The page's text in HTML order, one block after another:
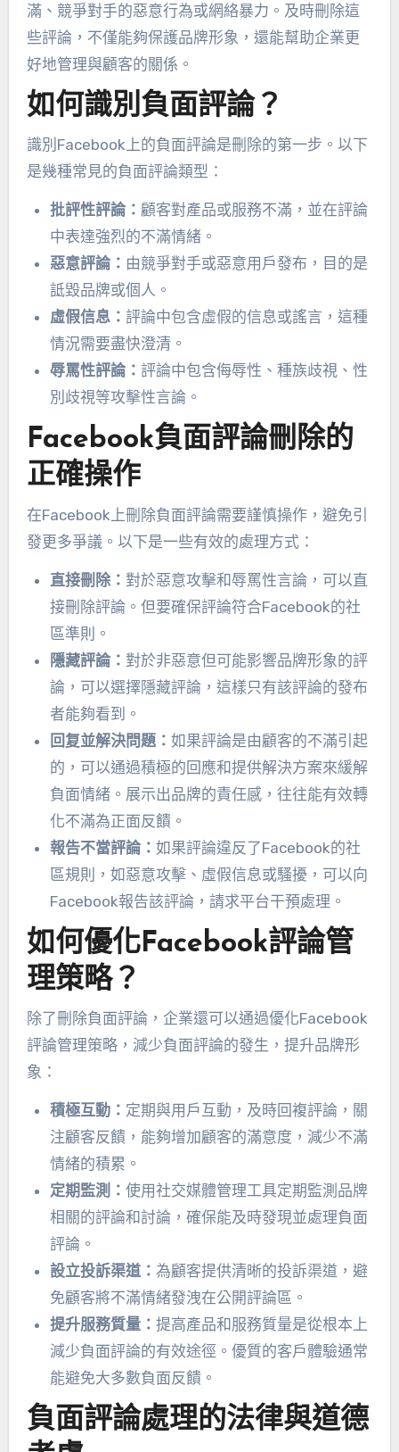
滿、競爭對手的惡意行為或網絡暴力。及時刪除這
些評論，不僅能夠保護品牌形象，還能幫助企業更
好地管理與顧客的關係。
如何識別負面評論？
識別Facebook上的負面評論是刪除的第一步。以下
是幾種常見的負面評論類型：
批評性評論： 顧客對產品或服務不滿，並在評論
中表達強烈的不滿情緒。
惡意評論： 由競爭對手或惡意用戶發布，目的是
詆毀品牌或個人。
虛假信息： 評論中包含虛假的信息或謠言，這種
情況需要盡快澄清。
辱罵性評論： 評論中包含侮辱性、種族歧視、性
別歧視等攻擊性言論。
Facebook負面評論刪除的
正確操作
在Facebook上刪除負面評論需要謹慎操作，避免引
發更多爭議。以下是一些有效的處理方式：
直接刪除： 對於惡意攻擊和辱罵性言論，可以直
接刪除評論。但要確保評論符合Facebook的社
區準則。
隱藏評論： 對於非惡意但可能影響品牌形象的評
論，可以選擇隱藏評論，這樣只有該評論的發布
者能夠看到。
回复並解決問題： 如果評論是由顧客的不滿引起
的，可以通過積極的回應和提供解決方案來緩解
負面情緒。展示出品牌的責任感，往往能有效轉
化不滿為正面反饋。
報告不當評論： 如果評論違反了Facebook的社
區規則，如惡意攻擊、虛假信息或騷擾，可以向
Facebook報告該評論，請求平台干預處理。
如何優化Facebook評論管
理策略？
除了刪除負面評論，企業還可以通過優化Facebook
評論管理策略，減少負面評論的發生，提升品牌形
象：
積極互動： 定期與用戶互動，及時回複評論，關
注顧客反饋，能夠增加顧客的滿意度，減少不滿
情緒的積累。
定期監測： 使用社交媒體管理工具定期監測品牌
相關的評論和討論，確保能及時發現並處理負面
評論。
設立投訴渠道： 為顧客提供清晰的投訴渠道，避
免顧客將不滿情緒發洩在公開評論區。
提升服務質量： 提高產品和服務質量是從根本上
減少負面評論的有效途徑。優質的客戶體驗通常
能避免大多數負面反饋。
負面評論處理的法律與道德